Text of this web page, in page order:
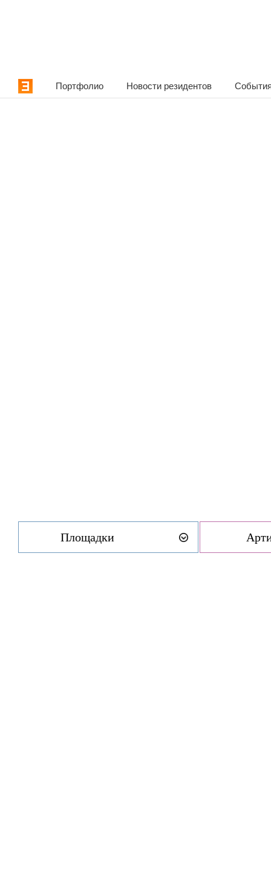
Портфолио Новости резидентов
Площадки